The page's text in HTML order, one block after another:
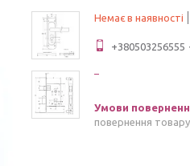
Немає в наявності
+380503256555
повернення